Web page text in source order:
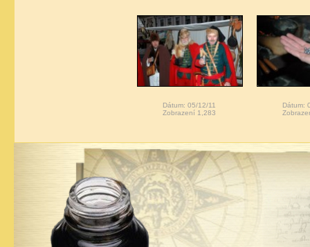
Dátum: 05/12/11
Zobrazení 1,283
Dátum: